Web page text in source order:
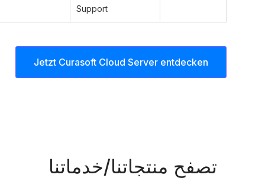
Jetzt Curasoft Cloud Server entdecken
تصفح منتجاتنا/خدماتنا